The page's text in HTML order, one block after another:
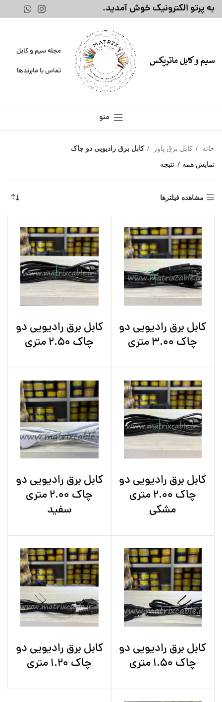
به پرتو الکترونیک خوش آمدید.
مجله سیم و کابل
تماس با مابرندها
منو
خانه کابل برق پاور
کابل برق رادیویی دو چاک
نمایش همه 7 نتیجه
مشاهده فیلترها
کابل برق رادیویی دو
چاک 3.00 متری
کابل برق رادیویی دو
چاک 2.50 متری
کابل برق رادیویی دو
چاک 2.00 متری
مشکی
کابل برق رادیویی دو
چاک 2.00 متری
سفید
کابل برق رادیویی دو
چاک 1.50 متری
کابل برق رادیویی دو
چاک 1.20 متری